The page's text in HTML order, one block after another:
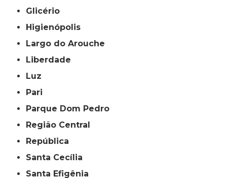
Glicério
Higienópolis
Largo do Arouche
Liberdade
Luz
Pari
Parque Dom Pedro
Região Central
República
Santa Cecília
Santa Efigênia